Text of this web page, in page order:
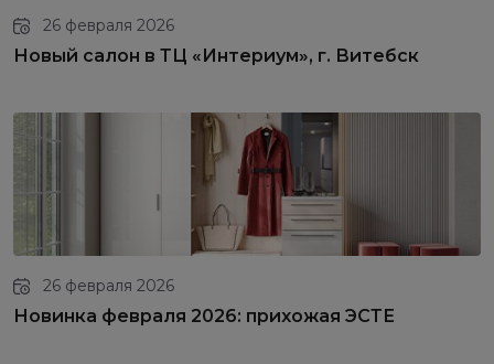
26 февраля 2026
Новый салон в ТЦ «Интериум», г. Витебск
26 февраля 2026
Новинка февраля 2026: прихожая ЭСТЕ